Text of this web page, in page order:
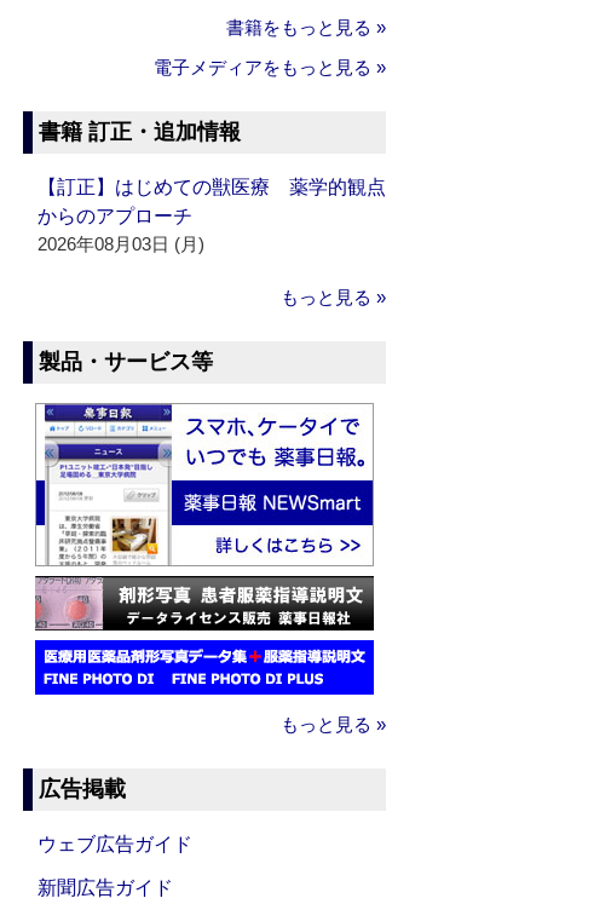
書籍をもっと見る »
電子メディアをもっと見る »
書籍 訂正・追加情報
【訂正】はじめての獣医療 薬学的観点
からのアプローチ
2026年08月03日 (月)
もっと見る »
製品・サービス等
もっと見る »
広告掲載
ウェブ広告ガイド
新聞広告ガイド